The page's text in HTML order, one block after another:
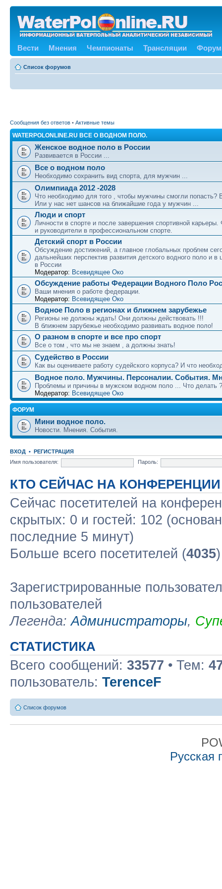
Вести Мнения Чемпионаты Трансляции Форум
Список форумов
Сообщения без ответов • Активные темы
WATERPOLONLINE.RU ВСЕ О ВОДНОМ ПОЛО.
Женское водное поло в России
Развивается в России ...
Все о водном поло
Необходимо сохранить вид спорта, для мужчин ...
Олимпиада 2012 -2028
Что необходимо для того , чтобы мужчины смогли попасть?
Или у нас нет шансов на ближайшие года у мужчин ...
Люди и спорт
Личности в спорте и после завершения спортивной карьеры.
и руководители в профессиональном спорте.
Детский спорт в России
Обсуждение достижений, а главное глобальных проблем
дальнейших перспектив развития детского водного поло и в
в России
Модератор: Всевидящее Око
Обсуждение работы Федерации Водного Поло
Ваши мнения о работе федерации.
Модератор: Всевидящее Око
Водное Поло в регионах и ближнем зарубежье
Регионы не должны ждать! Они должны действовать !!!
В ближнем зарубежье необходимо развивать водное поло!
О разном в спорте и все про спорт
Все о том , что мы не знаем , а должны знать!
Судейство в России
Как вы оцениваете работу судейского корпуса? И что
Водное поло. Мужчины. Персоналии. События.
Проблемы и причины в мужском водном поло ... Что делать ?
Модератор: Всевидящее Око
ФОРУМ
Мини водное поло.
Новости. Мнения. События.
ВХОД • РЕГИСТРАЦИЯ
Имя пользователя:
Пароль:
КТО СЕЙЧАС НА КОНФЕРЕНЦИИ
Сейчас посетителей на
скрытых: 0 и гостей: 102
последние 5 минут)
Больше всего посетителей (4035
Зарегистрированные
пользователей
Легенда:Администраторы,
СТАТИСТИКА
Всего сообщений: 33577 • Тем:
пользователь: TerenceF
Список форумов
Русская